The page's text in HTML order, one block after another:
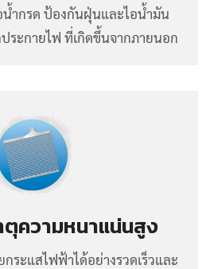
น้ำกรด ป้องกันฝุ่นและไอน้ำมัน
ระกายไฟ ที่เกิดขึ้นจากภายนอก
ตุความหนาแน่นสูง
ระแสไฟฟ้าได้อย่างรวดเร็วและ